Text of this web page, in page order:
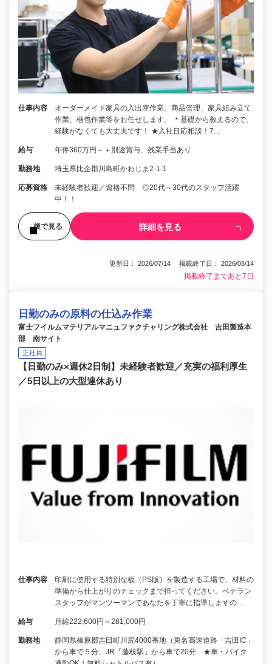
仕事内容
オーダーメイド家具の入出庫作業、商品管理、家具組み立て
作業、梱包作業等をお任せします。 ＊基礎から教えるので、
経験がなくても大丈夫です！ ★入社日応相談！7…
給与 年俸360万円～＋別途賞与、残業手当あり
勤務地 埼玉県比企郡川島町かわじま2-1-1
応募資格
未経験者歓迎／資格不問 ◎20代～30代のスタッフ活躍
中！！
後で見る 詳細を見る
更新日： 2026/07/14 掲載終了日： 2026/08/14
掲載終了まであと7日
日勤のみの原料の仕込み作業
富士フイルムマテリアルマニュファクチャリング株式会社 吉田製造本
部 南サイト
正社員
【日勤のみ×週休2日制】未経験者歓迎／充実の福利厚生
／5日以上の大型連休あり
仕事内容
印刷に使用する特別な板（PS版）を製造する工場で、材料の
準備から仕上がりのチェックまで担ってください。ベテラン
スタッフがマンツーマンであなたを丁寧に指導しますの…
給与 月給222,600円～281,000円
勤務地
静岡県榛原郡吉田町川尻4000番地（東名高速道路「吉田IC」
から車で５分、JR「藤枝駅」から車で20分 ★車・バイク